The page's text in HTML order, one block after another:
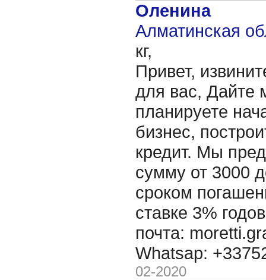
Оленина
Алматинская
кг,
Привет,
для вас, Дайте
планируете
бизнес,
кредит. Мы
сумму от 3000
сроком
ставке 3%
почта:
Whatsap:
02-2020